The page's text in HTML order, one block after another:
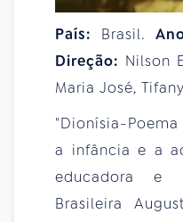
País: Brasil.
Direção: Nilson
Maria José, Tifany
"Dionísia-
a infância e a
educadora e
Brasileira